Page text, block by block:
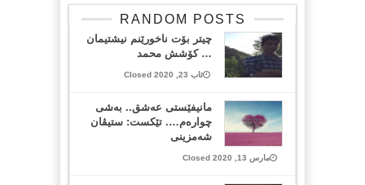
RANDOM POSTS
چیتر بۆت ناخورێنم نیشتیمان
… کۆشش محمد
ئاب 23, 2020 Closed
مانیفێستی عەشق.. بەشی
چوارەم…. تێکست: ستیڤان
شەمزینی
مارس 13, 2020 Closed